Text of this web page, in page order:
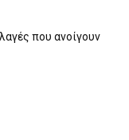
που ανοίγουν